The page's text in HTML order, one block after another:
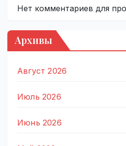
Нет комментариев для
Архивы
Август 2026
Июль 2026
Июнь 2026